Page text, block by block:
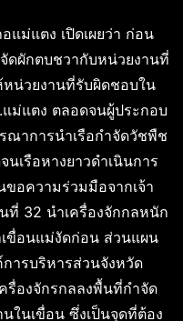
แม่แตง เปิดเผยว่า ก่อน
ดผักตบชวากับหน่วยงานที่
หน่วยงานที่รับผิดชอบใน
ม่แตง ตลอดจนผู้ประกอบ
ณาการนำเรือกำจัดวัชพืช
เรือหางยาวดำเนินการ
อความร่วมมือจากเจ้า
32 นำเครื่องจักกลหนัก
ขื่อนแม่งัดก่อน ส่วนแผน
การบริหารส่วนจังหวัด
รื่องจักรกลลงพื้นที่กำจัด
ในเขื่อน ซึ่งเป็นจุดที่ต้อง